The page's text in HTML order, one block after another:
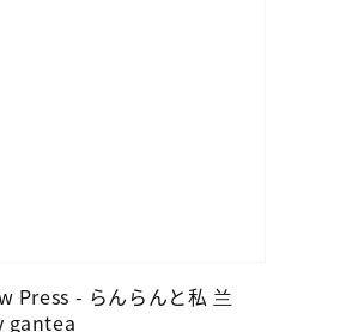
Press - らんらんと私 兰
gantea